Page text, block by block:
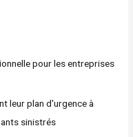
pour les entreprises
leur plan d'urgence à
sinistrés